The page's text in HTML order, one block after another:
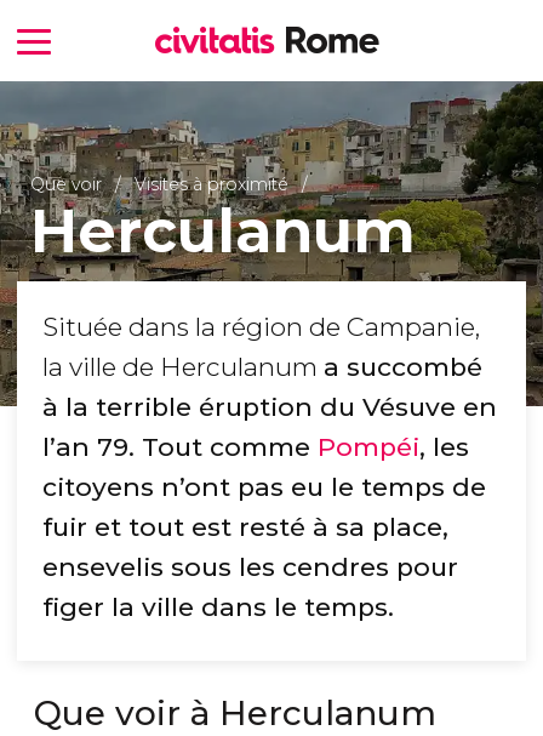
Que voir Visites à proximité
Herculanum
Située dans la région de Campanie,
la ville de Herculanum a succombé
à la terrible éruption du Vésuve en
l’an 79. Tout comme Pompéi, les
citoyens n’ont pas eu le temps de
fuir et tout est resté à sa place,
ensevelis sous les cendres pour
figer la ville dans le temps.
Que voir à Herculanum